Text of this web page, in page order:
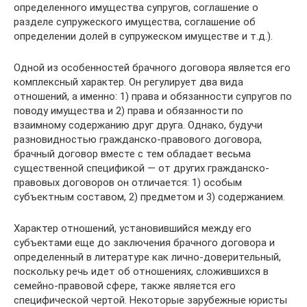
определенного имущества супругов, соглашение о
разделе супружеского имущества, соглашение об
определении долей в супружеском имуществе и т.д.).
Одной из особенностей брачного договора является его
комплексный характер. Он регулирует два вида
отношений, а именно: 1) права и обязанности супругов по
поводу имущества и 2) права и обязанности по
взаимному содержанию друг друга. Однако, будучи
разновидностью гражданско-правового договора,
брачный договор вместе с тем обладает весьма
существенной спецификой — от других гражданско-
правовых договоров он отличается: 1) особым
субъектным составом, 2) предметом и 3) содержанием.
Характер отношений, установившийся между его
субъектами еще до заключения брачного договора и
определенный в литературе как лично-доверительный,
поскольку речь идет об отношениях, сложившихся в
семейно-правовой сфере, также является его
специфической чертой. Некоторые зарубежные юристы